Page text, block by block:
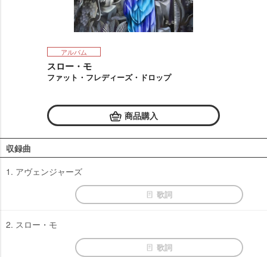
アルバム
スロー・モ
ファット・フレディーズ・ドロップ
商品購入
収録曲
1. アヴェンジャーズ
歌詞
2. スロー・モ
歌詞